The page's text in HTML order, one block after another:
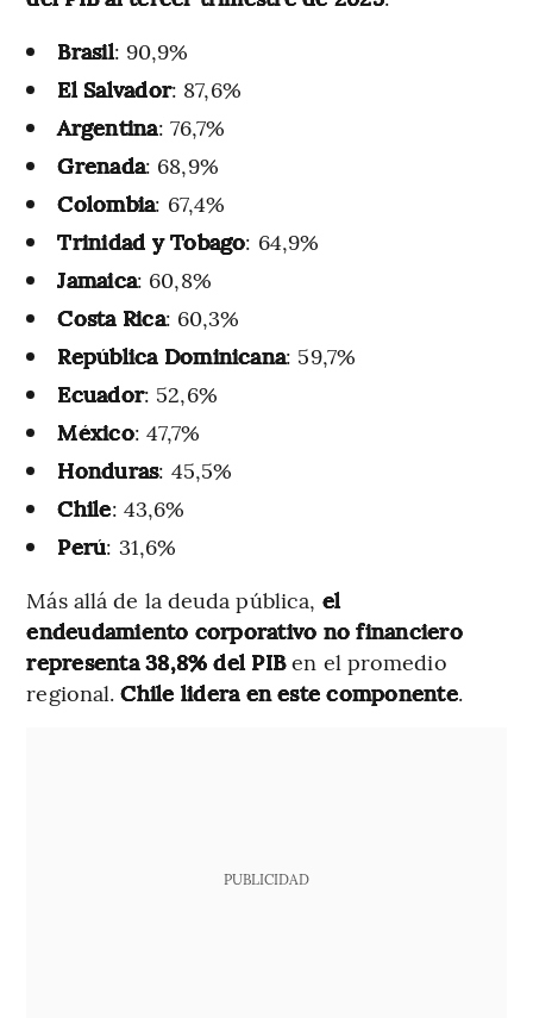
Brasil: 90,9%
El Salvador: 87,6%
Argentina: 76,7%
Grenada: 68,9%
Colombia: 67,4%
Trinidad y Tobago: 64,9%
Jamaica: 60,8%
Costa Rica: 60,3%
República Dominicana: 59,7%
Ecuador: 52,6%
México: 47,7%
Honduras: 45,5%
Chile: 43,6%
Perú: 31,6%
Más allá de la deuda pública, el
endeudamiento corporativo no financiero
representa 38,8% del PIBen el promedio
regional.Chile lidera en este componente.
PUBLICIDAD